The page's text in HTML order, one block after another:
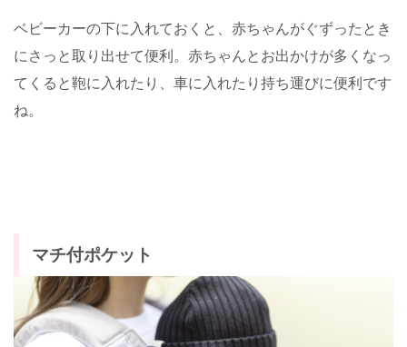
ベビーカーの下に入れておくと、赤ちゃんがぐずったとき
にさっと取り出せて便利。赤ちゃんとお出かけが多くなっ
てくると鞄に入れたり、車に入れたり持ち運びに便利です
ね。
マチ付ポケット